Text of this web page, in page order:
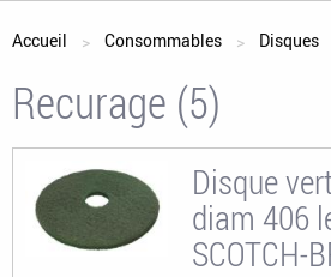
Vous êtes ici
Accueil Consommables Disques
Recurage (5)
Disque
diam 406
SCOTCH-